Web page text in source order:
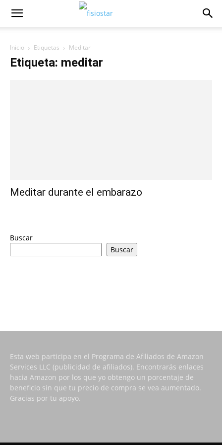
Inicio Etiquetas Meditar
Etiqueta: meditar
Meditar durante el embarazo
Buscar
Buscar
Esta web participa en el Programa de Afiliados de Amazon
Services LLC (publicidad de afiliados). Encontrarás enlaces
hacia Amazon por los que yo obtengo un porcentaje de
beneficio sin que tu precio de compra se vea aumentado.
Gracias por tu apoyo.